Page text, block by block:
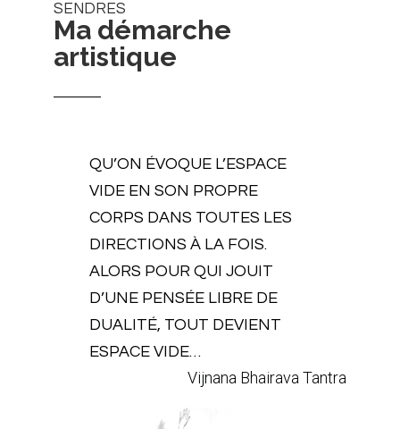
SENDRES
Ma démarche
artistique
QU’ON ÉVOQUE L’ESPACE
VIDE EN SON PROPRE
CORPS DANS TOUTES LES
DIRECTIONS À LA FOIS.
ALORS POUR QUI JOUIT
D’UNE PENSÉE LIBRE DE
DUALITÉ, TOUT DEVIENT
ESPACE VIDE…
Vijnana Bhairava Tantra